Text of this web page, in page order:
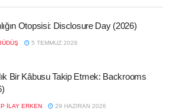
Otopsisi: Disclosure Day (2026)
5 TEMMUZ 2026
Bir Kâbusu Takip Etmek: Backrooms
İLAY ERKEN 29 HAZIRAN 2026